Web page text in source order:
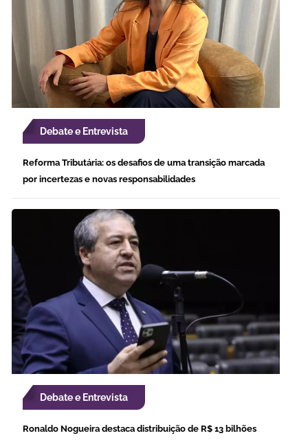
Debate e Entrevista
Reforma Tributária: os desafios de uma transição marcada
por incertezas e novas responsabilidades
Debate e Entrevista
Ronaldo Nogueira destaca distribuição de R$ 13 bilhões